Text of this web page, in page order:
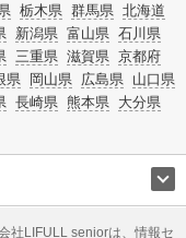
栃木県 群馬県 北海道
新潟県 富山県 石川県
三重県 滋賀県 京都府
県 岡山県 広島県 山口県
長崎県 熊本県 大分県
社LIFULL seniorは、情報セ